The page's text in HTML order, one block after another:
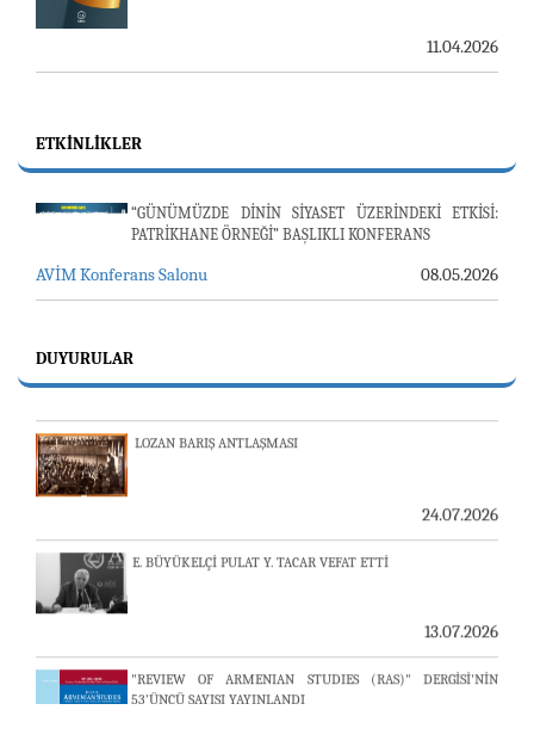
11.04.2026
ETKINLIKLER
“GÜNÜMÜZDE DİNİN SİYASET ÜZERİNDEKİ ETKİSİ:
PATRİKHANE ÖRNEĞİ” BAŞLIKLI KONFERANS
AVİM Konferans Salonu 08.05.2026
DUYURULAR
"REVIEW OF ARMENIAN STUDIES (RAS)" DERGİSİ'NİN
53’ÜNCÜ SAYISI YAYINLANDI